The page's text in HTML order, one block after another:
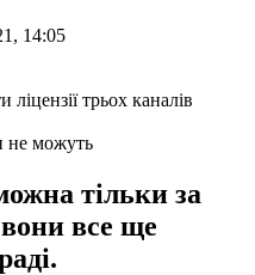
14:05
не можуть
тільки за
все ще